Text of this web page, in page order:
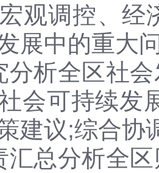
观调控、经
展中的重大
分析全区社
会可持续发
建议;综合协
汇总分析全